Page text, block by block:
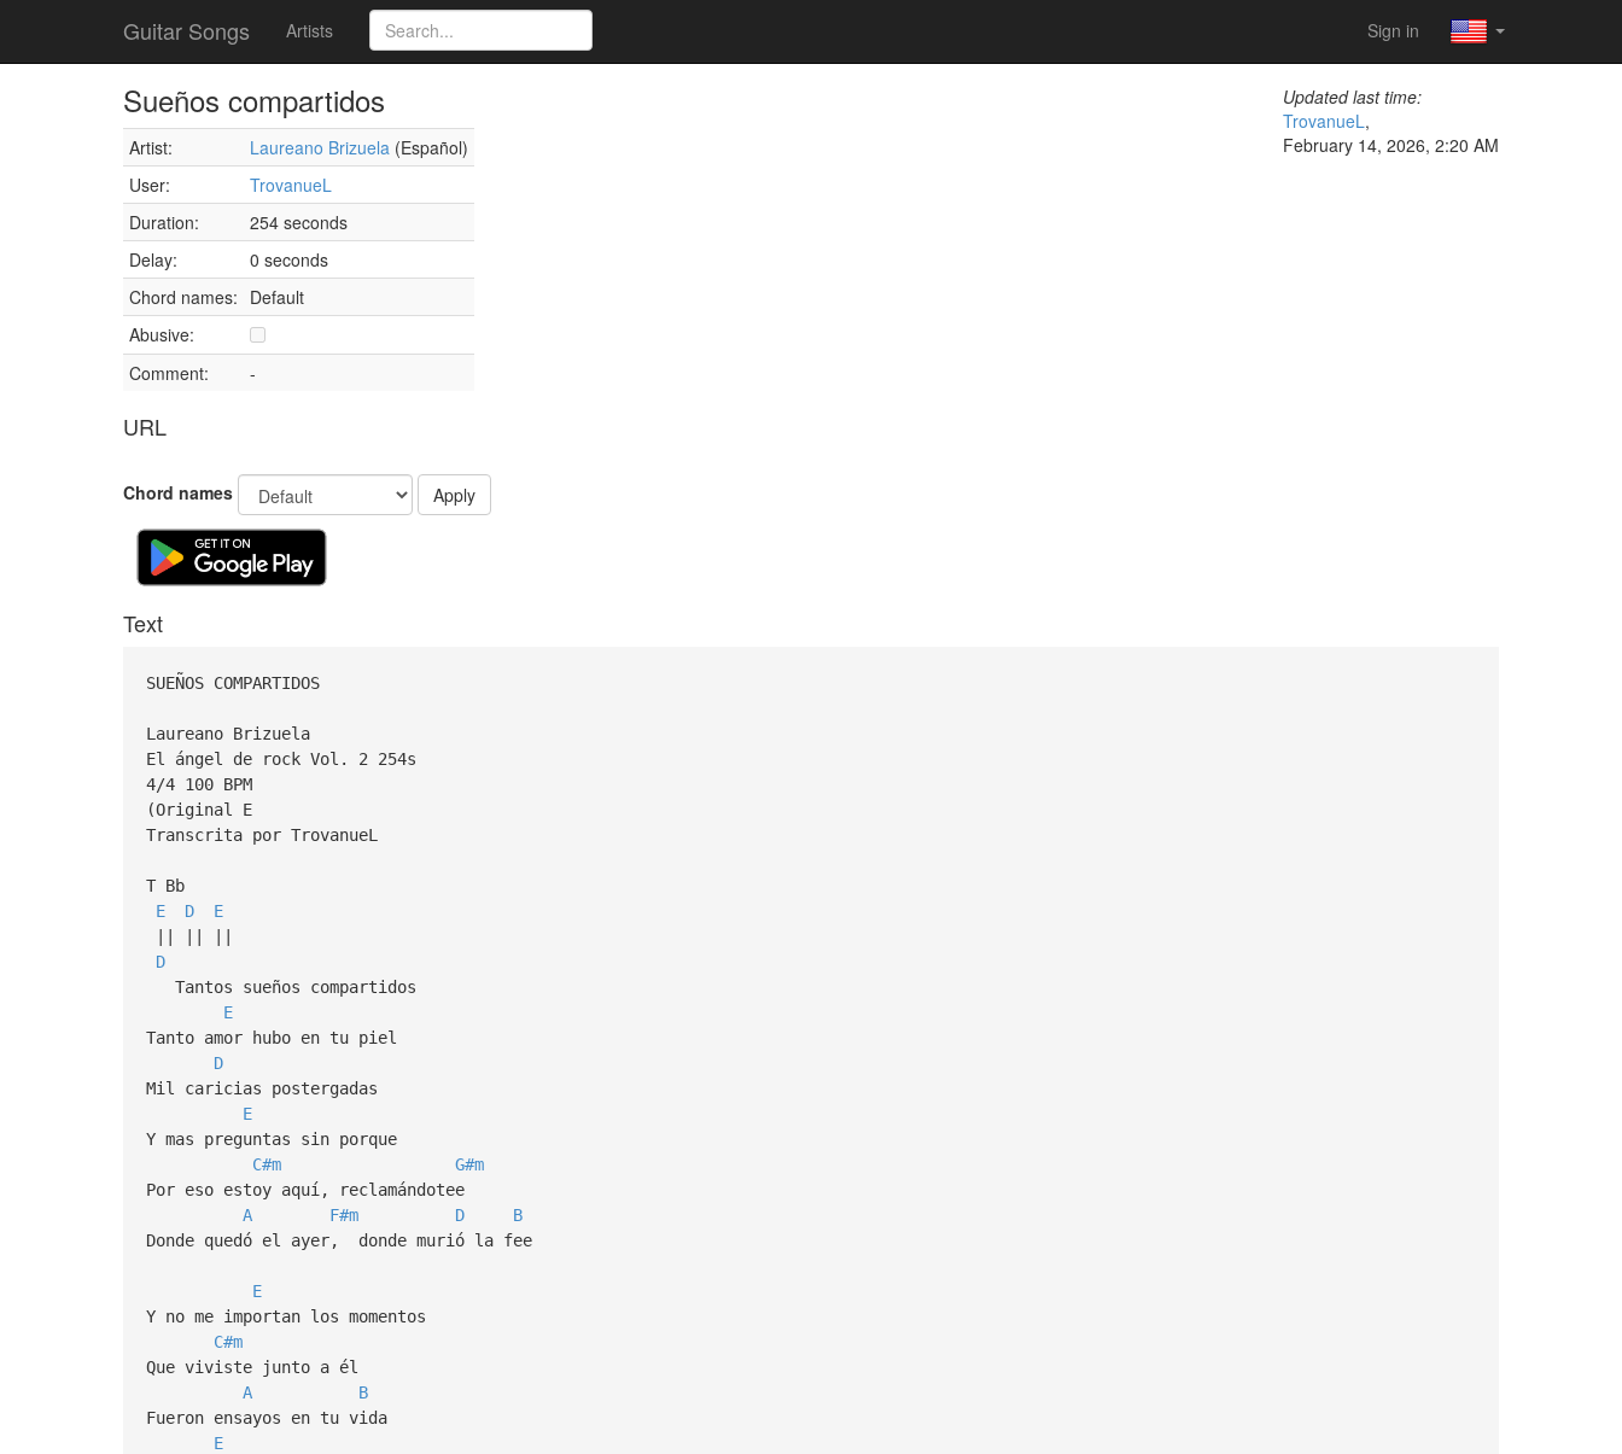
Guitar Songs Artists Sign in
Sueños compartidos
Artist: Laureano Brizuela (Español)
User:
TrovanueL
Duration:
254 seconds
Delay:
0 seconds
Chord names: Default
Abusive:
Comment:
-
URL
Updated last time:
TrovanueL,
February 14, 2026, 2:20 AM
Chord names Apply
Text
SUEÑOS COMPARTIDOS
Laureano Brizuela
El ángel de rock Vol. 2 254s
4/4 100 BPM
(Original E
Transcrita por TrovanueL
T Bb
E
D
E
|| || ||
D
Tantos sueños compartidos
E
Tanto amor hubo en tu piel
D
Mil caricias postergadas
E
Y mas preguntas sin porque
C#m
G#m
Por eso estoy aquí, reclamándotee
A
F#m D
B
Donde quedó el ayer, donde murió la fee
E
Y no me importan los momentos
C#m
Que viviste junto a él
A
B
Fueron ensayos en tu vida
E